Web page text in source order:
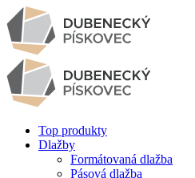
Top produkty
Dlažby
Formátovaná dlažba
Pásová dlažba